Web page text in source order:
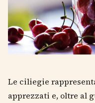
Le ciliegie
apprezzati e, oltre al